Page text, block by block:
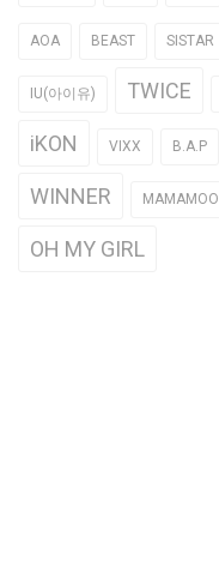
AOA BEAST SISTAR
IU(아이유) TWICE
iKON VIXX B.A.P
WINNER MAMAMOO
OH MY GIRL